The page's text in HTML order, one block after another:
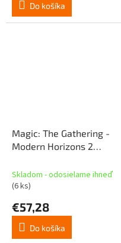
Do košíka
Magic: The Gathering -
Modern Horizons 2
Skladom - odosielame ihneď
(6 ks)
€57,28
Do košíka